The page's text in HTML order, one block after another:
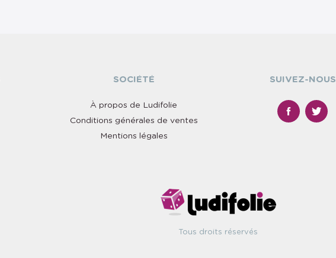
SOCIÉTÉ
À propos de Ludifolie
Conditions générales de ventes
Mentions légales
SUIVEZ-NOUS
Tous droits réservés